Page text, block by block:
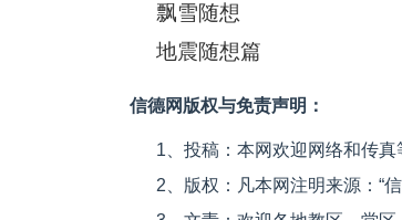
飘雪随想
地震随想篇
信德网版权与免责声明：
1、投稿：本网欢迎网络和传真
2、版权：凡本网注明来源：“